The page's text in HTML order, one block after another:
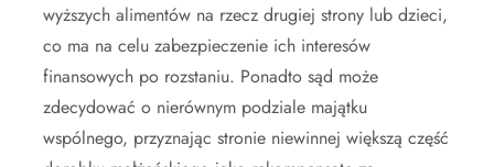
wyższych alimentów na rzecz drugiej strony lub dzieci,
co ma na celu zabezpieczenie ich interesów
finansowych po rozstaniu. Ponadto sąd może
zdecydować o nierównym podziale majątku
wspólnego, przyznając stronie niewinnej większą część